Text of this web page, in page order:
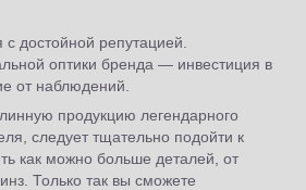
достойной репутацией.
оптики бренда — инвестиция в
от наблюдений.
продукцию легендарного
следует тщательно подойти к
как можно больше деталей, от
Только так вы сможете